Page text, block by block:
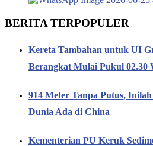
BERITA TERPOPULER
Kereta Tambahan untuk UI
Berangkat Mulai Pukul 02.30
914 Meter Tanpa Putus,
Dunia Ada di China
Kementerian PU Keruk